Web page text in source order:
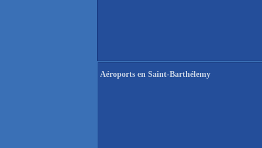
Aéroports en Saint-Barthélemy